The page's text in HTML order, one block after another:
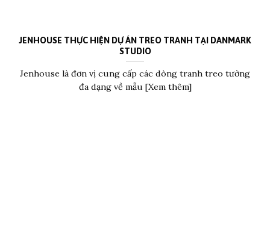
JENHOUSE THỰC HIỆN DỰ ÁN TREO TRANH TẠI DANMARK
STUDIO
Jenhouse là đơn vị cung cấp các dòng tranh treo tường
đa dạng về mẫu [Xem thêm]